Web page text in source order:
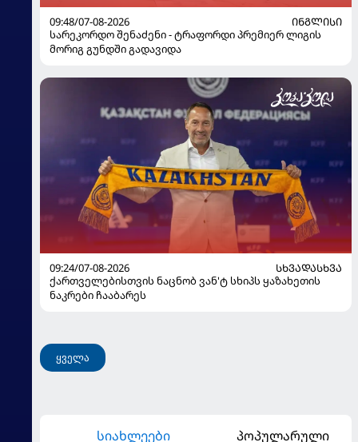
09:48/07-08-2026
ᲘᲜᲒᲚᲘᲡᲘ
სარეკორდო შენაძენი - ტრაფორდი პრემიერ ლიგის
მორიგ გუნდში გადავიდა
09:24/07-08-2026
ᲡᲮᲕᲐᲓᲐᲡᲮᲕᲐ
ქართველებისთვის ნაცნობ ვან'ტ სხიპს ყაზახეთის
ნაკრები ჩააბარეს
ყველა
სიახლეები პოპულარული